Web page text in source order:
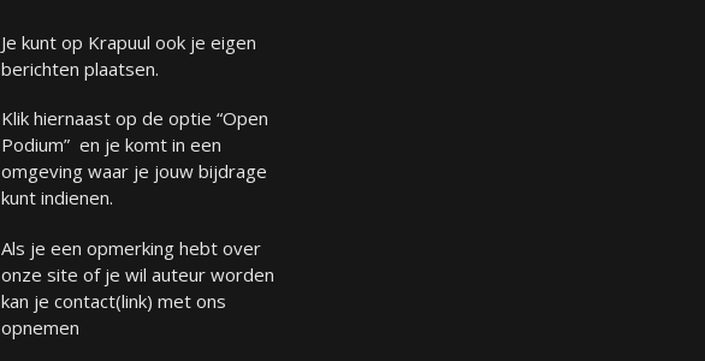
Je kunt op Krapuul ook je eigen
berichten plaatsen.
Klik hiernaast op de optie “Open
Podium” en je komt in een
omgeving waar je jouw bijdrage
kunt indienen.
Als je een opmerking hebt over
onze site of je wil auteur worden
kan je contact(link) met ons
opnemen